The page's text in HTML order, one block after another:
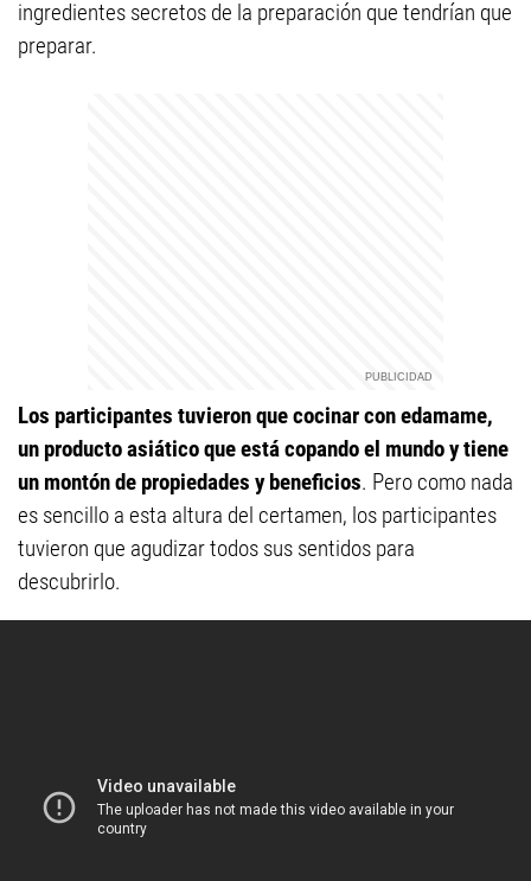
ingredientes secretos de la preparación que tendrían que
preparar.
Los participantes tuvieron que cocinar con edamame,
un producto asiático que está copando el mundo y tiene
un montón de propiedades y beneficios. Pero como nada
es sencillo a esta altura del certamen, los participantes
tuvieron que agudizar todos sus sentidos para
descubrirlo.